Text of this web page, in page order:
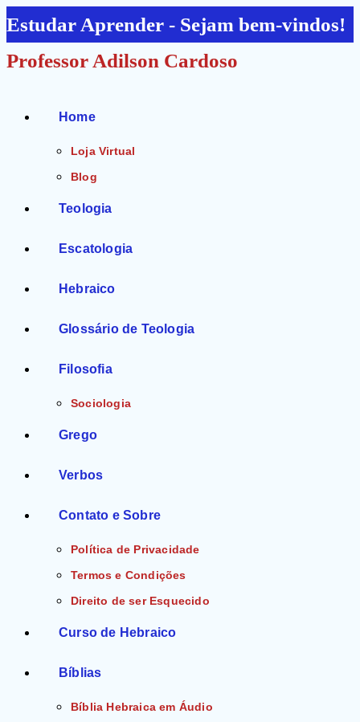
Ir
para
o
Estudar Aprender - Sejam bem-vindos!
Professor Adilson Cardoso
Home
Loja Virtual
Blog
Teologia
Escatologia
Hebraico
Glossário de Teologia
Filosofia
Sociologia
Grego
Verbos
Contato e Sobre
Política de Privacidade
Termos e Condições
Direito de ser Esquecido
Curso de Hebraico
Bíblias
Bíblia Hebraica em Áudio